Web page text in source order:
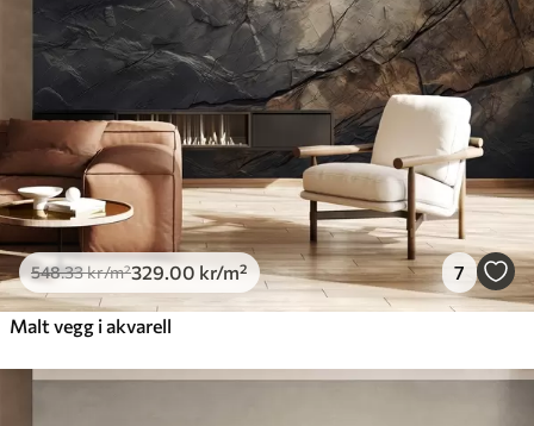
548.33kr/m²329 .00 kr/m² 7
Malt vegg i akvarell